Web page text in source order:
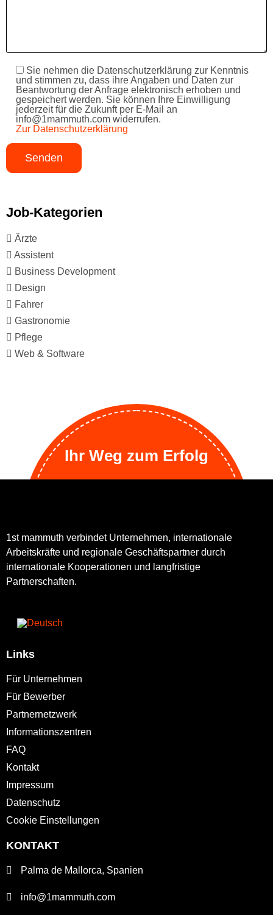
Sie nehmen die Datenschutzerklärung zur Kenntnis
und stimmen zu, dass ihre Angaben und Daten zur
Beantwortung der Anfrage elektronisch erhoben und
gespeichert werden. Sie können Ihre Einwilligung
jederzeit für die Zukunft per E-Mail an
info@1mammuth.com widerrufen.
Zur Datenschutzerklärung
Job-Kategorien
Ärzte
Assistent
Business Development
Design
Fahrer
Gastronomie
Pflege
Web & Software
Ihr Weg zum Erfolg
1st mammuth verbindet Unternehmen, internationale
Arbeitskräfte und regionale Geschäftspartner durch
internationale Kooperationen und langfristige
Partnerschaften.
Links
Für Unternehmen
Für Bewerber
Partnernetzwerk
Informationszentren
FAQ
Kontakt
Impressum
Datenschutz
Cookie Einstellungen
KONTAKT
Palma de Mallorca, Spanien
info@1mammuth.com